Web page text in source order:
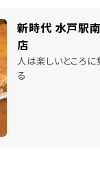
新時代 水戸駅
店
人は楽しいところに
る